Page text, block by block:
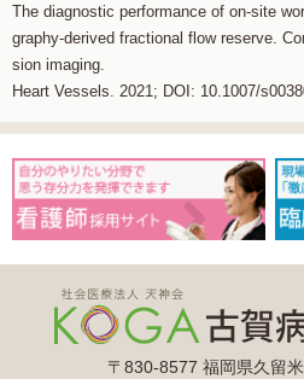
The diagnostic performance of on-site
graphy-derived fractional flow reserve.
sion imaging.
Heart Vessels. 2021; DOI: 10.1007/
〒830-8577 福岡県久留